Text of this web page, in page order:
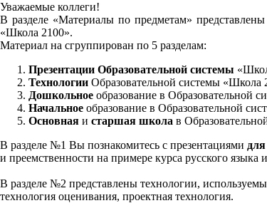
Уважаемые коллеги!
В разделе «Материалы по предметам»
«Школа 2100».
Материал на сгруппирован по 5 разделам:
Презентации Образовательной системы
Технологии Образовательной системы «Школа
Дошкольное образование в Образовательной
Начальное образование в Образовательной
Основная и старшая школа в
В разделе №1 Вы познакомитесь с презентациями для
и преемственности на примере курса русского языка
В разделе №2 представлены технологии,
технология оценивания, проектная технология.